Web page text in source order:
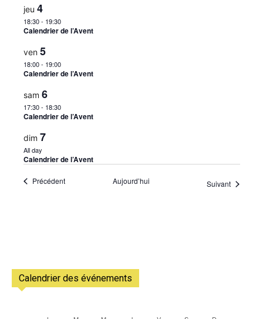
jeu 4
18:30- 19:30
Calendrier de l’Avent
ven 5
18:00- 19:00
Calendrier de l’Avent
sam 6
17:30- 18:30
Calendrier de l’Avent
dim 7
All day
Calendrier de l’Avent
PrécédentÉvènements Aujourd’hui Suivant
Calendrier des événements